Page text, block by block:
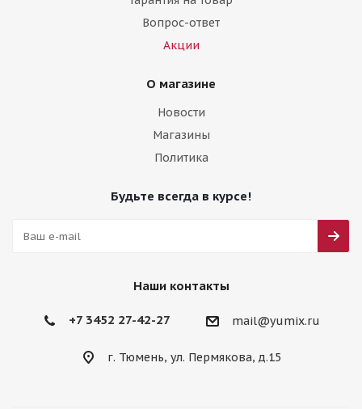
Вопрос-ответ
Акции
О магазине
Новости
Магазины
Политика
Будьте всегда в курсе!
Наши контакты
+7 3452 27-42-27 mail@yumix.ru
г. Тюмень, ул. Пермякова, д.15